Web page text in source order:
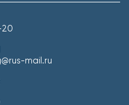
20
mail.ru